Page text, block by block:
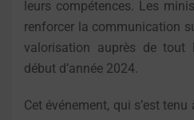
leurs compétences. Les
renforcer la communication
valorisation auprès de
début d’année 2024.
Cet événement, qui s’est